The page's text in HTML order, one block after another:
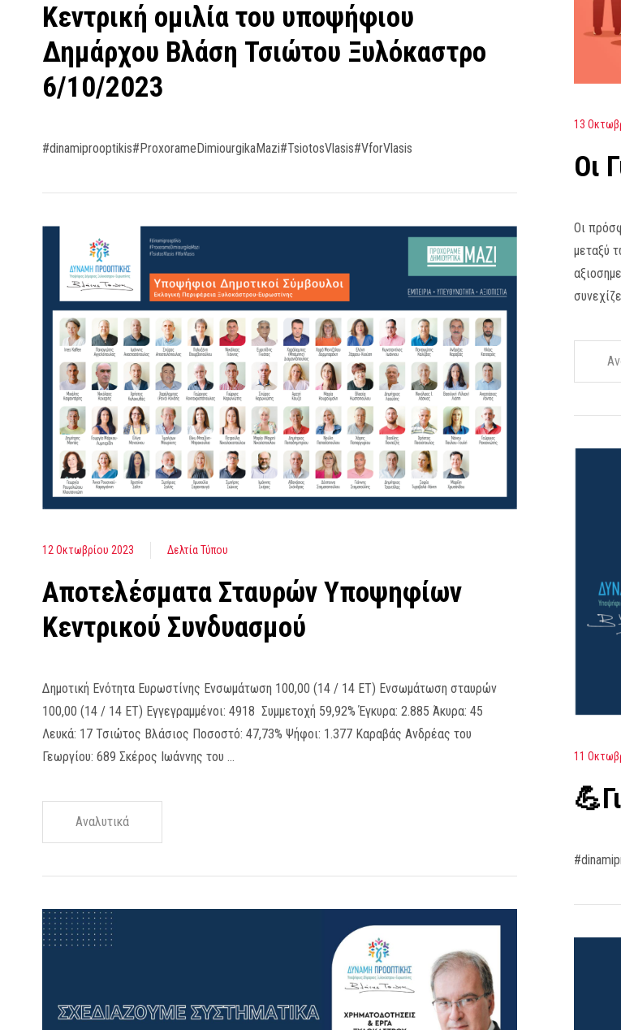
Kεντρική ομιλία του υποψήφιου
Δημάρχου Βλάση Τσιώτου Ξυλόκαστρο
6/10/2023
#dinamiprooptikis#ProxorameDimiourgikaMazi#TsiotosVlasis#VforVlasis
12 Οκτωβρίου 2023 Δελτία Τύπου
Αποτελέσματα Σταυρών Υποψηφίων
Κεντρικού Συνδυασμού
Δημοτική Ενότητα Ευρωστίνης Ενσωμάτωση 100,00 (14 / 14 ΕΤ) Ενσωμάτωση σταυρών
100,00 (14 / 14 ΕΤ) Εγγεγραμμένοι: 4918 Συμμετοχή 59,92% Έγκυρα: 2.885 Άκυρα: 45
Λευκά: 17 Τσιώτος Βλάσιος Ποσοστό: 47,73% Ψήφοι: 1.377 Καραβάς Ανδρέας του
Γεωργίου: 689 Σκέρος Ιωάννης του …
Αναλυτικά
13
Οι
Οι
μεταξύ
11